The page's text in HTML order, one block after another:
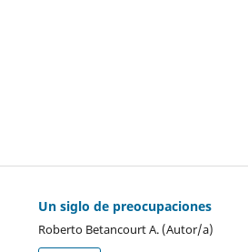
Un siglo de preocupaciones
Roberto Betancourt A. (Autor/a)